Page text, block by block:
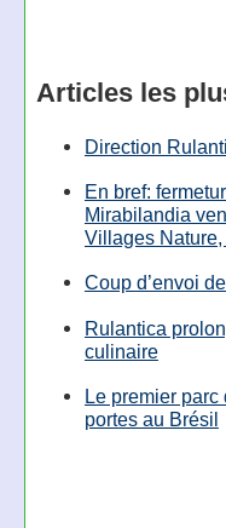
Articles les
Direction
En bref:
Mirabilandia
Villages
Coup d’envoi
Rulantica
culinaire
Le premier parc
portes au Brésil